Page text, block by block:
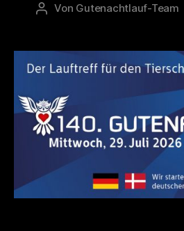
Beitragsautor
Von Gutenachtlauf-Team